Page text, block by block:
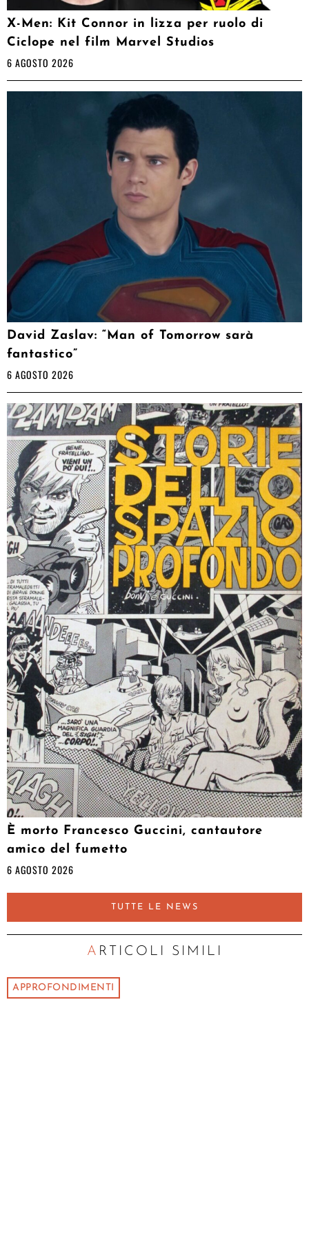
X-Men: Kit Connor in lizza per ruolo di
Ciclope nel film Marvel Studios
6 AGOSTO 2026
David Zaslav: “Man of Tomorrow sarà
fantastico”
6 AGOSTO 2026
È morto Francesco Guccini, cantautore
amico del fumetto
6 AGOSTO 2026
TUTTE LE NEWS
ARTICOLI SIMILI
APPROFONDIMENTI